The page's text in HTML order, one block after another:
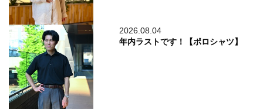
2026.08.04
年内ラストです！【ポロシャツ】